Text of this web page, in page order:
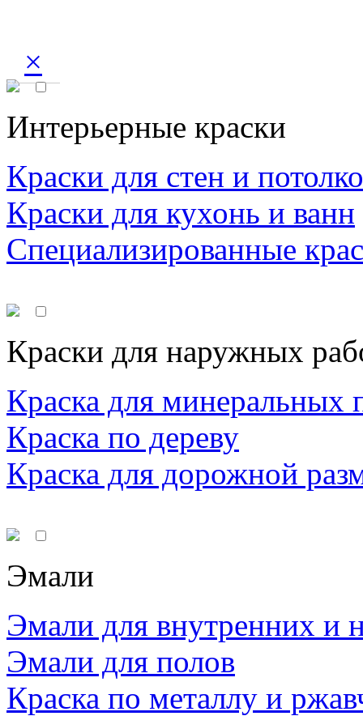
×
Интерьерные краски
Краски для стен и
Краски для кухонь и ванн
Специализированные
Краски для наружных
Краска для минеральных
Краска по дереву
Краска для дорожной
Эмали
Эмали для внутренних и
Эмали для полов
Краска по металлу и